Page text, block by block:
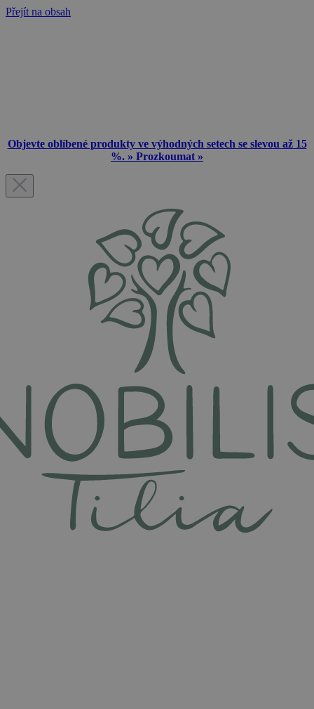
Přejít na obsah
Objevte oblíbené produkty ve výhodných setech se slevou až 15
%. » Prozkoumat »